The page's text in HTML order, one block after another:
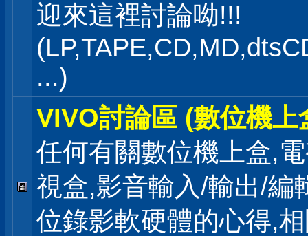
迎來這裡討論呦!!!
...)
VIVO討論區 (數位機上
任何有關數位機上盒,
視盒,影音輸入/輸出/編
位錄影軟硬體的心得,